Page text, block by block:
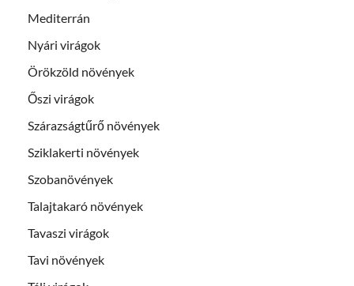
Mediterrán
Nyári virágok
Örökzöld növények
Őszi virágok
Szárazságtűrő növények
Sziklakerti növények
Szobanövények
Talajtakaró növények
Tavaszi virágok
Tavi növények